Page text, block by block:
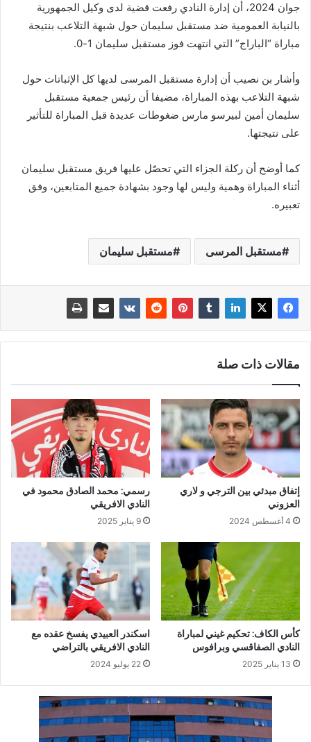
جوان 2024، أن إدارة النادي رفعت قضية لدى وكيل الجمهورية
بالنيابة العمومية ضد مستقبل سليمان حول شبهة التلاعب بنتيجة
مباراة “الباراج” التي انتهت فوز مستقبل سليمان 1-0.
وأشار بن نصيب أن إدارة مستقبل المرسى لديها كل الإثباتات حول
شبهة التلاعب بهذه المباراة، مضيفا أن رئيس جمعية مستقبل
سليمان أمين لبيرسو مارس ضغوطات عديدة قبل المباراة للتأثير
على نتيجتها.
كما أوضح أن ركلة الجزاء التي تحصّل عليها فريق مستقبل سليمان
أثناء المباراة وهمية وليس لها وجود بشهادة جميع المتابعين، وفق
تعبيره.
مستقبل المرسى مستقبل سليمان
مقالات ذات صلة
إتفاق مبدئي بين الترجي و لاري
العزوني
4 أغسطس 2024
رسمي: محمد الصادق محمود في
النادي الافريقي
9 يناير 2025
كأس الكاف: تحكيم غيني لمباراة
النادي الصفاقسي وبرافوس
13 يناير 2025
اسكندر العبيدي يفسخ عقده مع
النادي الافريقي بالتراضي
22 يوليو 2024